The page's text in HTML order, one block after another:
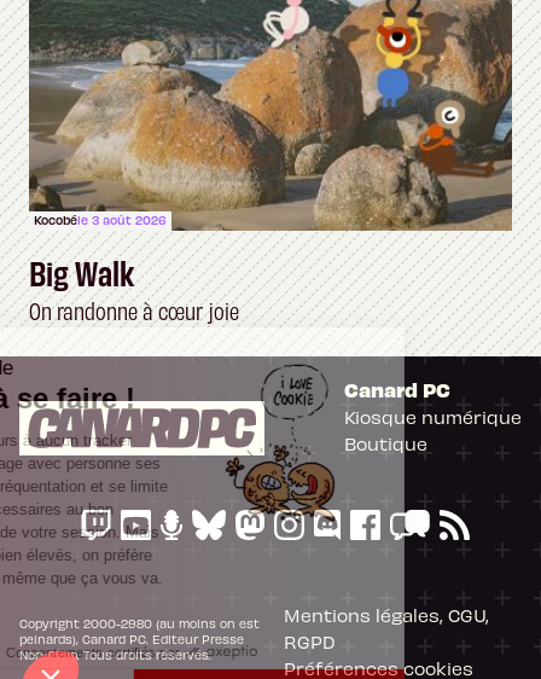
Kocobéle 3 août 2026
Big Walk
On randonne à cœur joie
Canard PC
Kiosque numérique
Boutique
Copyright 2000-2980 (au moins on est
peinards), Canard PC. Editeur Presse
Non-Stop. Tous droits réservés.
Mentions légales, CGU,
RGPD
Préférences cookies
Cookie à se faire !
Ce site n'a recours à aucun tracker
externe, ne partage avec personne ses
statistiques de fréquentation et se limite
aux cookies nécessaires au bon
fonctionnement de votre session. Mais
comme on est bien élevés, on préfère
s'assurer quand même que ça vous va.
Consentements certifiés par